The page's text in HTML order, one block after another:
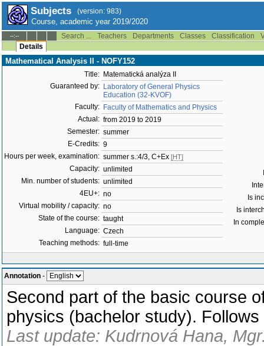
Subjects (version: 983)
Course, academic year 2019/2020
--:-- Search ... Teachers Departments Classes Classification
Details
Mathematical Analysis II - NOFY152
Title: Matematická analýza II
Guaranteed by: Laboratory of General Physics
Education (32-KVOF)
Faculty: Faculty of Mathematics and Physics
Actual: from 2019 to 2019
Semester: summer
E-Credits: 9
Hours per week, examination: summer s.:4/3, C+Ex [HT]
Capacity: unlimited
Min. number of students: unlimited
4EU+: no
Virtual mobility / capacity: no
State of the course: taught
Language: Czech
Teaching methods: full-time
Is
Is
In
Annotation -
Second part of the basic course
physics (bachelor study).
Last update: Kudrnová Hana,